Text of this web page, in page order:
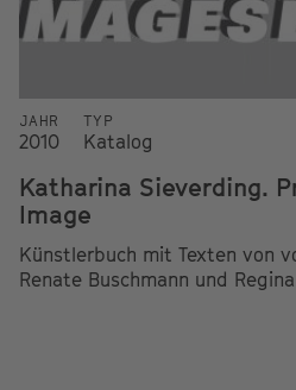
JAHR
2010
TYP
Katalog
Katharina Sieverding.
Image
Künstlerbuch mit Texten von
Renate Buschmann und